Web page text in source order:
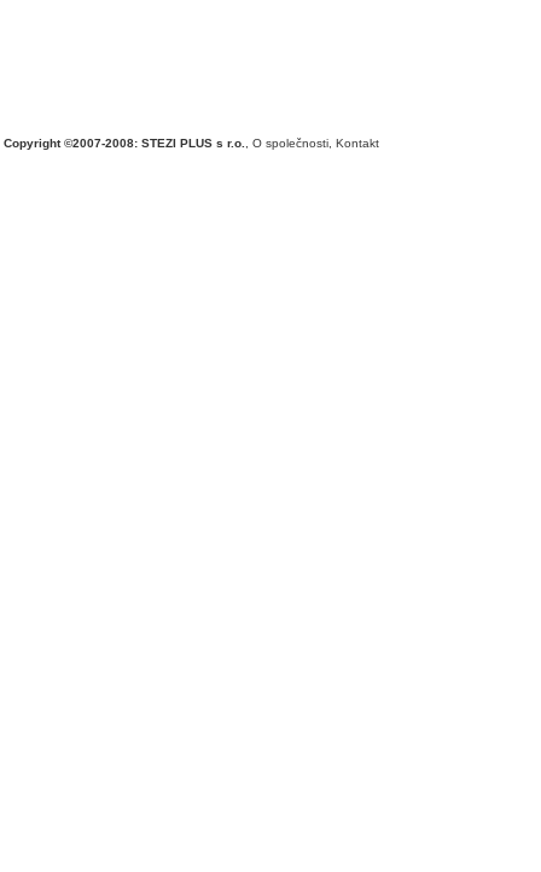
Copyright ©2007-2008: STEZI PLUS s r.o. O společnosti Kontakt